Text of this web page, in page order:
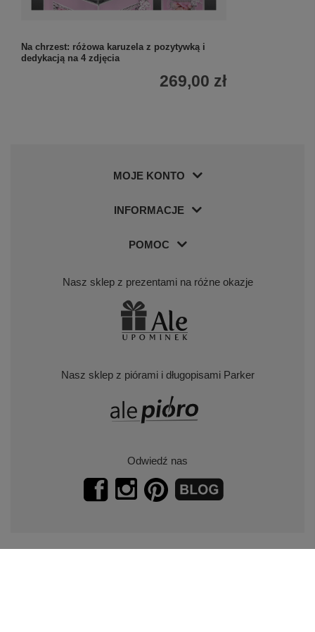
Na chrzest: różowa karuzela z pozytywką i
dedykacją na 4 zdjęcia
269,00 zł
MOJE KONTO
INFORMACJE
POMOC
Nasz sklep z prezentami na różne okazje
Nasz sklep z piórami i długopisami Parker
Odwiedź nas